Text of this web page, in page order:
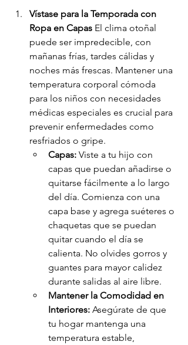
Vístase para la Temporada con
Ropa en Capas El clima otoñal
puede ser impredecible, con
mañanas frías, tardes cálidas y
noches más frescas. Mantener una
temperatura corporal cómoda
para los niños con necesidades
médicas especiales es crucial para
prevenir enfermedades como
resfriados o gripe.
Capas: Viste a tu hijo con
capas que puedan añadirse o
quitarse fácilmente a lo largo
del día. Comienza con una
capa base y agrega suéteres o
chaquetas que se puedan
quitar cuando el día se
calienta. No olvides gorros y
guantes para mayor calidez
durante salidas al aire libre.
Mantener la Comodidad en
Interiores: Asegúrate de que
tu hogar mantenga una
temperatura estable,